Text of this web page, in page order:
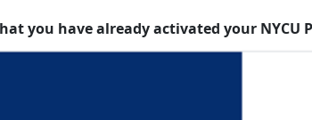
you have already activated your NYCU